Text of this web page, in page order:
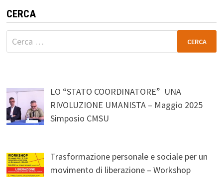
CERCA
Ricerca
per:
LO “STATO COORDINATORE” UNA
RIVOLUZIONE UMANISTA – Maggio 2025
Simposio CMSU
Trasformazione personale e sociale per un
movimento di liberazione – Workshop